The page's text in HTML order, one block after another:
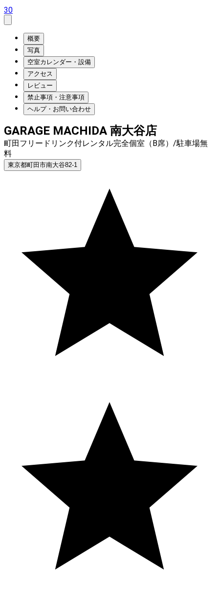
30
概要
写真
空室カレンダー・設備
アクセス
レビュー
禁止事項・注意事項
ヘルプ・お問い合わせ
GARAGE MACHIDA 南大谷店
町田フリードリンク付レンタル完全個室（B席）/駐車場無
料
東京都町田市南大谷82-1